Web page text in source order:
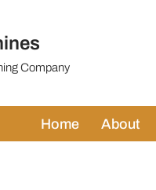
Company
Home About